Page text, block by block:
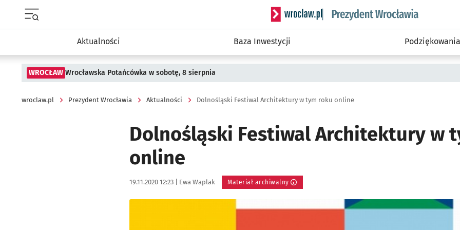
Serwis informacyjny wroclaw.pl podserwis:
Aktualności Baza Inwestycji Podziękowania
WROCŁAW Wrocławska Potańcówka w sobotę, 8 sierpnia
wroclaw.pl Prezydent Wrocławia Aktualności Dolnośląski Festiwal Architektury w tym roku online
Dolnośląski Festiwal Architektury w
online
Data publikacji:
19.11.2020 12:23 | Autor:
Ewa Waplak Materiał archiwalny